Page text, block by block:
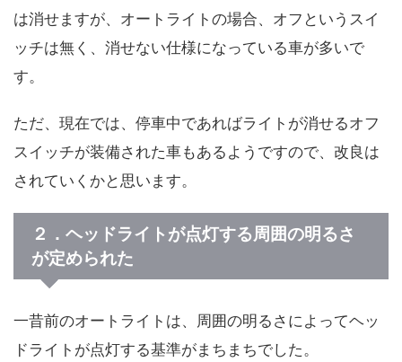
は消せますが、オートライトの場合、オフというスイ
ッチは無く、消せない仕様になっている車が多いで
す。
ただ、現在では、停車中であればライトが消せるオフ
スイッチが装備された車もあるようですので、改良は
されていくかと思います。
２．ヘッドライトが点灯する周囲の明るさ
が定められた
一昔前のオートライトは、周囲の明るさによってヘッ
ドライトが点灯する基準がまちまちでした。